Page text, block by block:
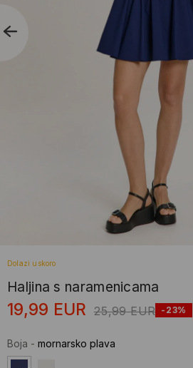
Dolazi uskoro
Haljina s naramenicama
19,99 EUR 25,99 EUR -23%
Boja - mornarsko plava